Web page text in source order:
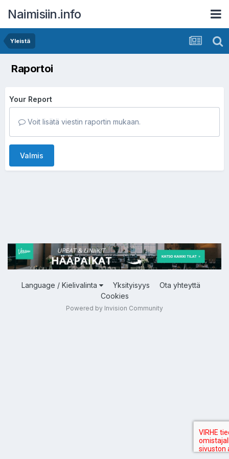
Naimisiin.info
Yleistä
Raportoi
Your Report
Voit lisätä viestin raportin mukaan.
Valmis
Language / Kielivalinta Yksityisyys
Ota yhteyttä
Cookies
Powered by Invision Community